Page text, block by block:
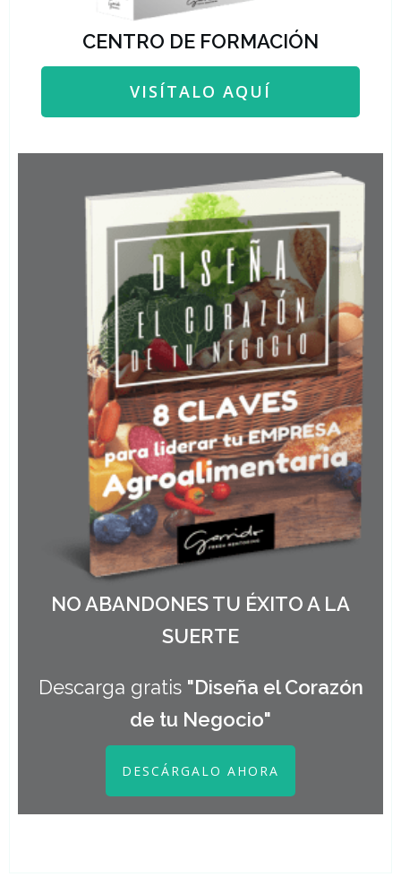
CENTRO DE FORMACIÓN
VISÍTALO AQUÍ
NO ABANDONES TU ÉXITO A LA
SUERTE
Descarga gratis "Diseña el Corazón
de tu Negocio"
DESCÁRGALO AHORA